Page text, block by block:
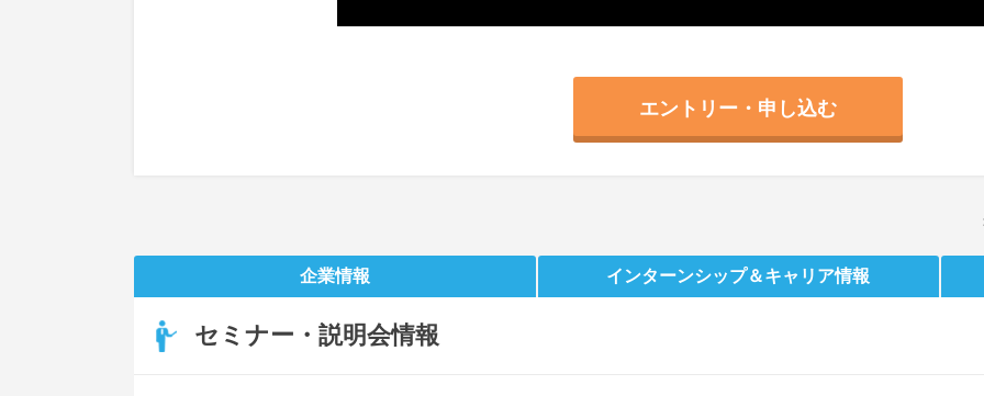
エントリー・申し込む
企業情報 インターンシップ＆キャリア情報
セミナー・説明会情報